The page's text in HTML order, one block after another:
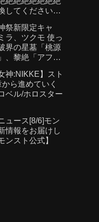
してください！
祭新限定キャ
ラ、ツクモ 使っ
界の星墓「桃源
、黎絶「アフェ
キル、アシスト
目！【新キャラ
｜モンスト公
神:NIKKE】スト
ら進めていく
ベル/ホロスター
ュース[8/6]モン
情報をお届けし
ンスト公式】